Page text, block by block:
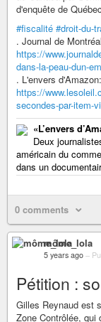
d'enquête de
#fiscalité #droit-du-
. Journal de
https://
dans-la-peau-dun-
. L'envers
https://
secondes-par-item-
«L’envers
Deux
américain du
dans un
0 comments
môme_lola
5 years ago –
Pétition :
Gilles Reynaud est
Zone Contrôlée, qui